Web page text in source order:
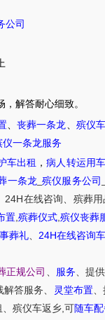
公司
，解答耐心细致。
、 丧葬一条龙 殡仪
仪一条龙服务
车出租 ，病人转运用车
一条龙 _殡仪服务公司
24H在线咨询 殡葬用
置 殡葬仪式 殡仪丧葬
葬礼、 24H在线咨询车
正规公司 服务 、提供
解答服务 灵堂布置
殡仪车返乡 可 随车